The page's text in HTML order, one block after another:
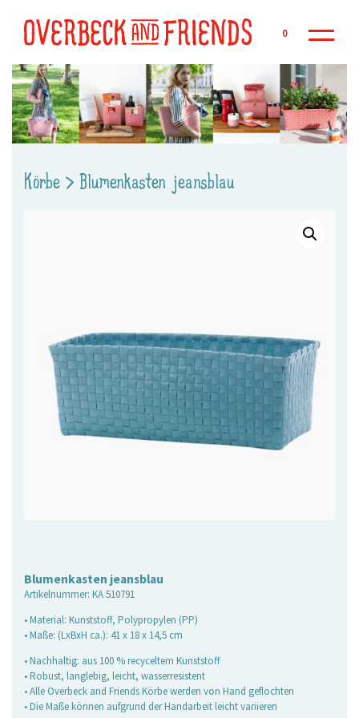
0
Körbe > Blumenkasten jeansblau
Blumenkasten jeansblau
Artikelnummer: KA 510791
• Material: Kunststoff, Polypropylen (PP)
• Maße: (LxBxH ca.): 41 x 18 x 14,5 cm
• Nachhaltig: aus 100 % recyceltem Kunststoff
• Robust, langlebig, leicht, wasserresistent
• Alle Overbeck and Friends Körbe werden von Hand geflochten
• Die Maße können aufgrund der Handarbeit leicht variieren